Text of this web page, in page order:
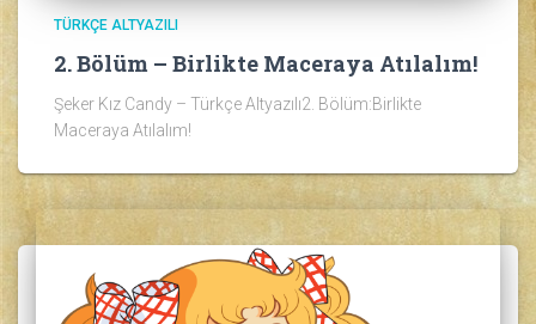
TÜRKÇE ALTYAZILI
2. Bölüm – Birlikte Maceraya Atılalım!
Şeker Kız Candy – Türkçe Altyazılı2. Bölüm:Birlikte
Maceraya Atılalım!